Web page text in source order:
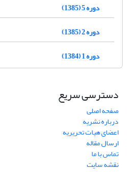
دوره 5 (1385)
دوره 2 (1385)
دوره 1 (1384)
دسترسی سریع
صفحه اصلی
درباره نشریه
اعضای هیات تحریریه
ارسال مقاله
تماس با ما
نقشه سایت